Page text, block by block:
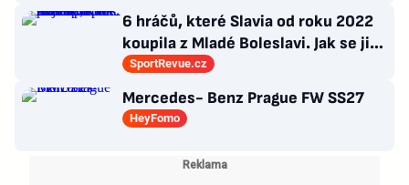
6 hráčů, které Slavia od roku 2022
koupila z Mladé Boleslavi. Jak se jim
po přestupu do Edenu vedlo?
SportRevue.cz
Mercedes- Benz Prague FW SS27
HeyFomo